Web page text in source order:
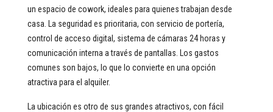
un espacio de cowork, ideales para quienes trabajan desde
casa. La seguridad es prioritaria, con servicio de portería,
control de acceso digital, sistema de cámaras 24 horas y
comunicación interna a través de pantallas. Los gastos
comunes son bajos, lo que lo convierte en una opción
atractiva para el alquiler.
La ubicación es otro de sus grandes atractivos, con fácil